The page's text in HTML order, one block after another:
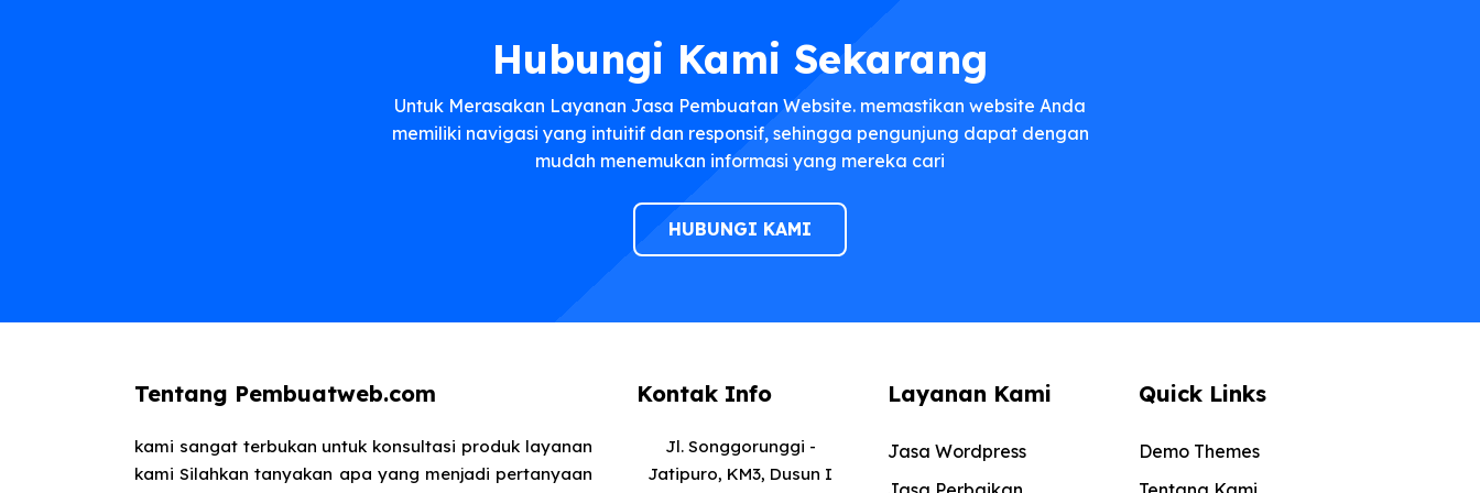
Hubungi Kami Sekarang
Untuk Merasakan Layanan Jasa Pembuatan Website. memastikan website Anda
memiliki navigasi yang intuitif dan responsif, sehingga pengunjung dapat dengan
mudah menemukan informasi yang mereka cari
HUBUNGI KAMI
Tentang Pembuatweb.com
kami sangat terbukan untuk konsultasi produk layanan
kami Silahkan tanyakan apa yang menjadi pertanyaan
Kontak Info
Jl. Songgorunggi -
Jatipuro, KM3, Dusun I
Layanan Kami
Jasa Wordpress
Quick Links
Demo Themes